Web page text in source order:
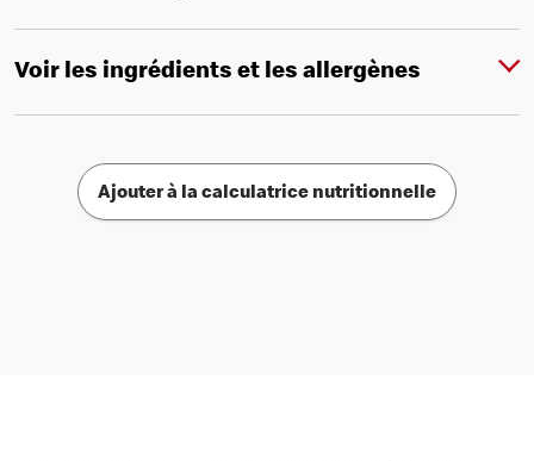
Voir les ingrédients et les allergènes
Ajouter à la calculatrice nutritionnelle